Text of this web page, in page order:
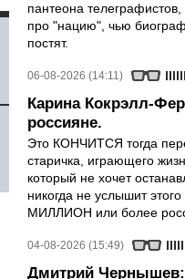
пантеона
про "нацию", чью
постят.
06-08-2026 (14:11)
Карина Кокрэлл-
россияне.
Это КОНЧИТСЯ тогда
старичка, играющего
который не хочет
никогда не услышит
МИЛЛИОН или более
04-08-2026 (15:49)
Дмитрий Чернышев: